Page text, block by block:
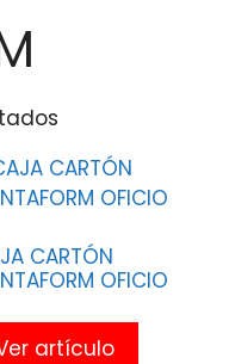
CARTÓN
OFICIO
artículo